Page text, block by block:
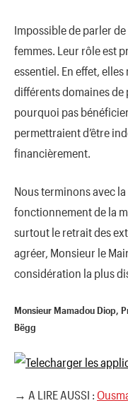
Impossible de parler
femmes. Leur rôle est
essentiel. En effet,
différents domaines de
pourquoi pas
permettraient d’être
financièrement.
Nous terminons avec
fonctionnement de la
surtout le retrait des
agréer, Monsieur le
considération la plus
Monsieur Mamadou Diop,
Bëgg
→ A LIRE AUSSI :